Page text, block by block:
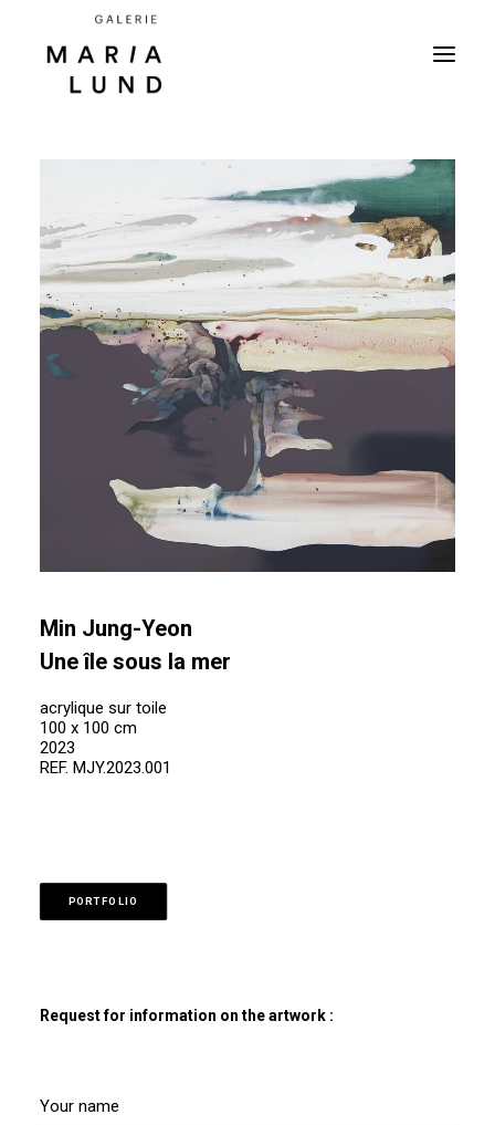
Min Jung-Yeon
Une île sous la mer
acrylique sur toile
100 x 100 cm
2023
REF. MJY.2023.001
PORTFOLIO
Request for information on the artwork :